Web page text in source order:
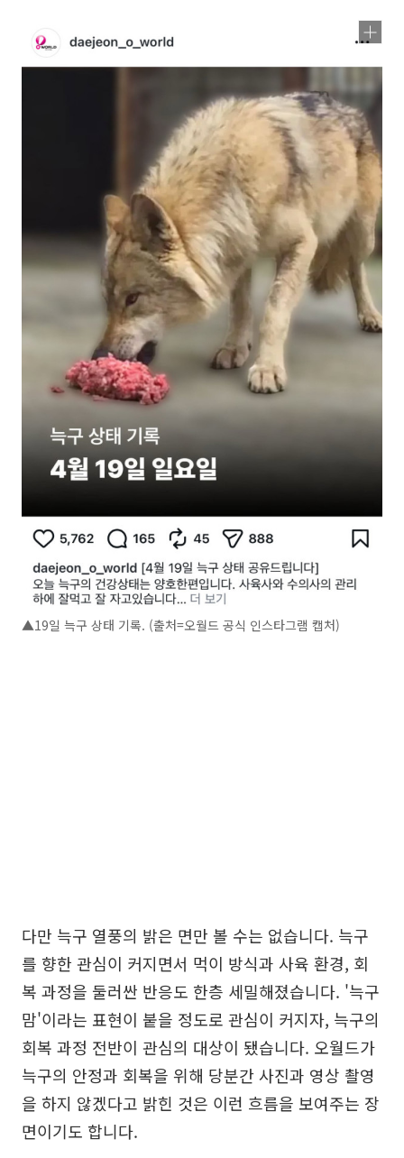
▲19일 늑구 상태 기록. (출처=오월드 공식 인스타그램 캡처)
다만 늑구 열풍의 밝은 면만 볼 수는 없습니다. 늑구
를 향한 관심이 커지면서 먹이 방식과 사육 환경, 회
복 과정을 둘러싼 반응도 한층 세밀해졌습니다. '늑구
맘'이라는 표현이 붙을 정도로 관심이 커지자, 늑구의
회복 과정 전반이 관심의 대상이 됐습니다. 오월드가
늑구의 안정과 회복을 위해 당분간 사진과 영상 촬영
을 하지 않겠다고 밝힌 것은 이런 흐름을 보여주는 장
면이기도 합니다.